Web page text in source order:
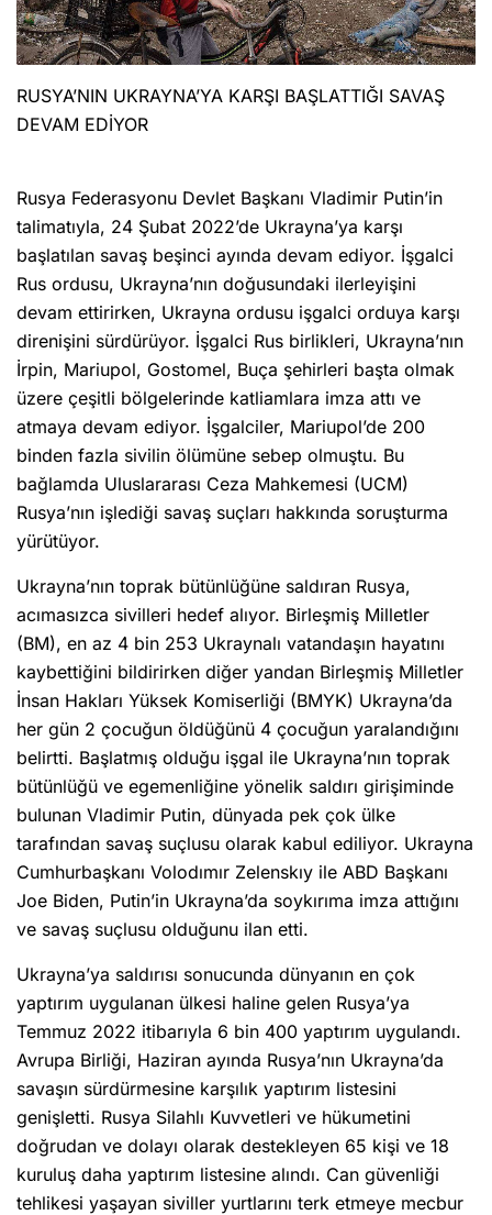
RUSYA’NIN UKRAYNA’YA KARŞI BAŞLATTIĞI SAVAŞ
DEVAM EDİYOR
Rusya Federasyonu Devlet Başkanı Vladimir Putin’in
talimatıyla, 24 Şubat 2022’de Ukrayna’ya karşı
başlatılan savaş beşinci ayında devam ediyor. İşgalci
Rus ordusu, Ukrayna’nın doğusundaki ilerleyişini
devam ettirirken, Ukrayna ordusu işgalci orduya karşı
direnişini sürdürüyor. İşgalci Rus birlikleri, Ukrayna’nın
İrpin, Mariupol, Gostomel, Buça şehirleri başta olmak
üzere çeşitli bölgelerinde katliamlara imza attı ve
atmaya devam ediyor. İşgalciler, Mariupol’de 200
binden fazla sivilin ölümüne sebep olmuştu. Bu
bağlamda Uluslararası Ceza Mahkemesi (UCM)
Rusya’nın işlediği savaş suçları hakkında soruşturma
yürütüyor.
Ukrayna’nın toprak bütünlüğüne saldıran Rusya,
acımasızca sivilleri hedef alıyor. Birleşmiş Milletler
(BM), en az 4 bin 253 Ukraynalı vatandaşın hayatını
kaybettiğini bildirirken diğer yandan Birleşmiş Milletler
İnsan Hakları Yüksek Komiserliği (BMYK) Ukrayna’da
her gün 2 çocuğun öldüğünü 4 çocuğun yaralandığını
belirtti. Başlatmış olduğu işgal ile Ukrayna’nın toprak
bütünlüğü ve egemenliğine yönelik saldırı girişiminde
bulunan Vladimir Putin, dünyada pek çok ülke
tarafından savaş suçlusu olarak kabul ediliyor. Ukrayna
Cumhurbaşkanı Volodımır Zelenskıy ile ABD Başkanı
Joe Biden, Putin’in Ukrayna’da soykırıma imza attığını
ve savaş suçlusu olduğunu ilan etti.
Ukrayna’ya saldırısı sonucunda dünyanın en çok
yaptırım uygulanan ülkesi haline gelen Rusya’ya
Temmuz 2022 itibarıyla 6 bin 400 yaptırım uygulandı.
Avrupa Birliği, Haziran ayında Rusya’nın Ukrayna’da
savaşın sürdürmesine karşılık yaptırım listesini
genişletti. Rusya Silahlı Kuvvetleri ve hükumetini
doğrudan ve dolayı olarak destekleyen 65 kişi ve 18
kuruluş daha yaptırım listesine alındı. Can güvenliği
tehlikesi yaşayan siviller yurtlarını terk etmeye mecbur